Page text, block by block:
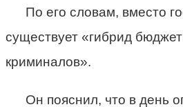
По его словам, вместо
существует «гибрид
криминалов».
Он пояснил, что в день